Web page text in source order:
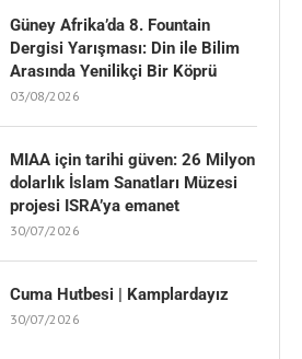
Güney Afrika’da 8. Fountain
Dergisi Yarışması: Din ile Bilim
Arasında Yenilikçi Bir Köprü
03/08/2026
MIAA için tarihi güven: 26 Milyon
dolarlık İslam Sanatları Müzesi
projesi ISRA’ya emanet
30/07/2026
Cuma Hutbesi | Kamplardayız
30/07/2026